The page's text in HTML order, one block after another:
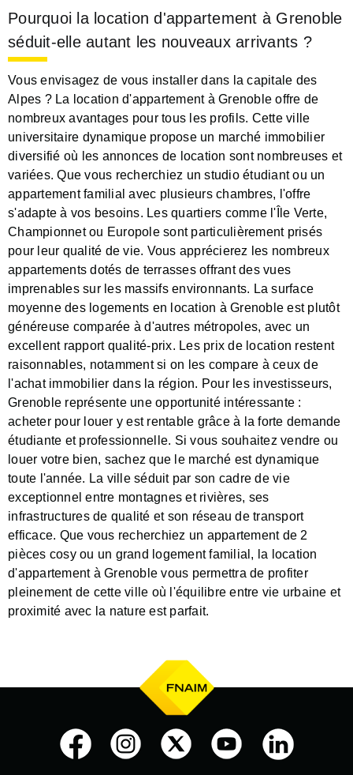
Pourquoi la location d'appartement à Grenoble
séduit-elle autant les nouveaux arrivants ?
Vous envisagez de vous installer dans la capitale des
Alpes ? La location d'appartement à Grenoble offre de
nombreux avantages pour tous les profils. Cette ville
universitaire dynamique propose un marché immobilier
diversifié où les annonces de location sont nombreuses et
variées. Que vous recherchiez un studio étudiant ou un
appartement familial avec plusieurs chambres, l'offre
s'adapte à vos besoins. Les quartiers comme l'Île Verte,
Championnet ou Europole sont particulièrement prisés
pour leur qualité de vie. Vous apprécierez les nombreux
appartements dotés de terrasses offrant des vues
imprenables sur les massifs environnants. La surface
moyenne des logements en location à Grenoble est plutôt
généreuse comparée à d'autres métropoles, avec un
excellent rapport qualité-prix. Les prix de location restent
raisonnables, notamment si on les compare à ceux de
l'achat immobilier dans la région. Pour les investisseurs,
Grenoble représente une opportunité intéressante :
acheter pour louer y est rentable grâce à la forte demande
étudiante et professionnelle. Si vous souhaitez vendre ou
louer votre bien, sachez que le marché est dynamique
toute l'année. La ville séduit par son cadre de vie
exceptionnel entre montagnes et rivières, ses
infrastructures de qualité et son réseau de transport
efficace. Que vous recherchiez un appartement de 2
pièces cosy ou un grand logement familial, la location
d'appartement à Grenoble vous permettra de profiter
pleinement de cette ville où l'équilibre entre vie urbaine et
proximité avec la nature est parfait.